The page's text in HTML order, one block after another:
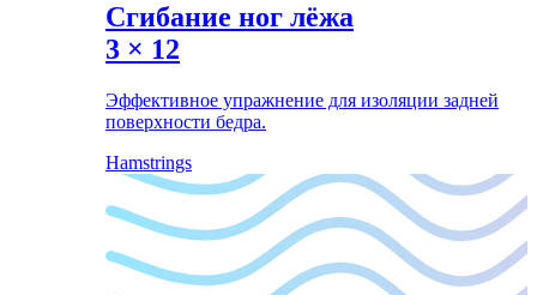
Сгибание ног лёжа
3 × 12
Эффективное упражнение для изоляции задней
поверхности бедра.
Hamstrings